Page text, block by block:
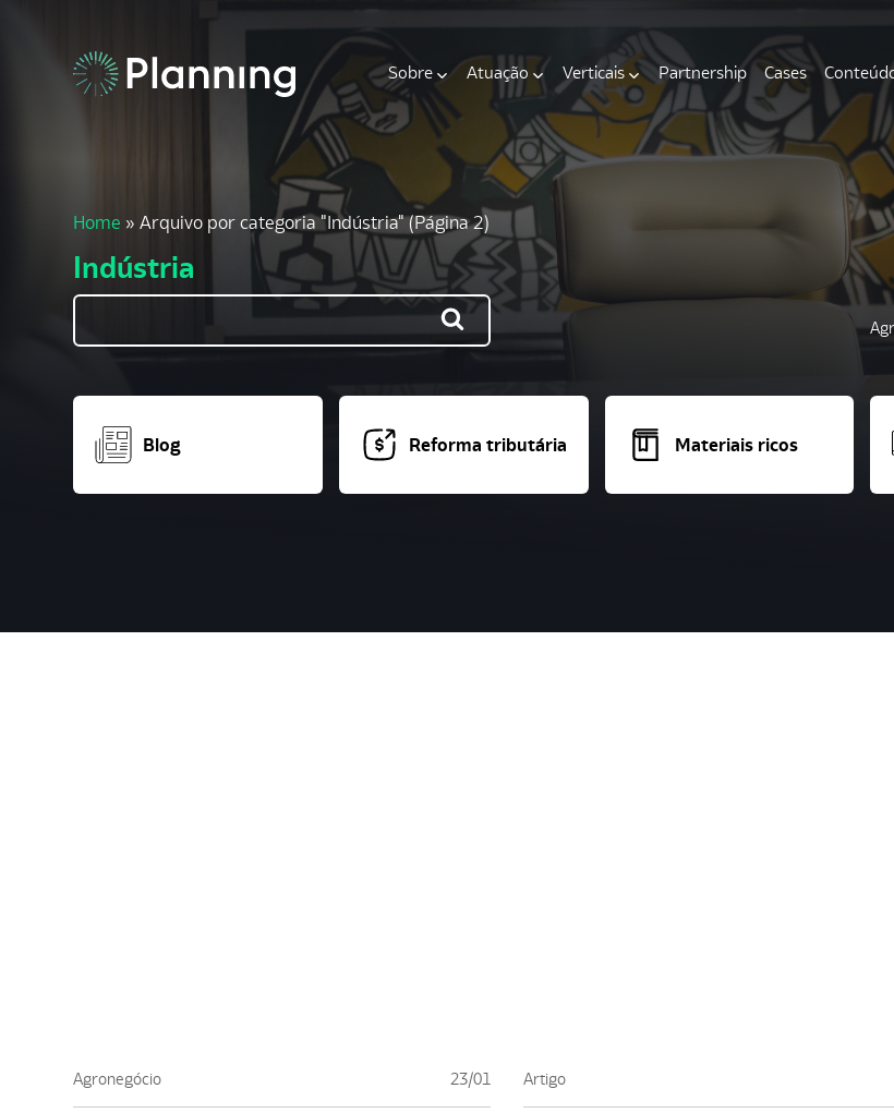
Sobre Atuação Verticais Partnership Cases
Home » Arquivo por categoria "Indústria"(Página 2)
Indústria
Blog Reforma tributária Materiais ricos
Agronegócio 23/01 Artigo